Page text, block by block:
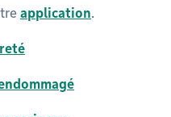
application.